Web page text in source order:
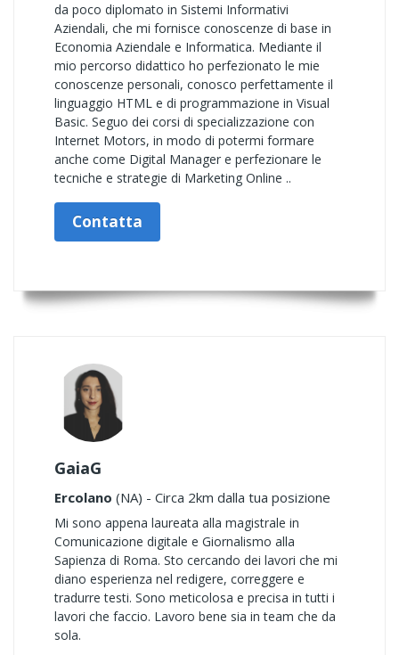
da poco diplomato in Sistemi Informativi
Aziendali, che mi fornisce conoscenze di base in
Economia Aziendale e Informatica. Mediante il
mio percorso didattico ho perfezionato le mie
conoscenze personali, conosco perfettamente il
linguaggio HTML e di programmazione in Visual
Basic. Seguo dei corsi di specializzazione con
Internet Motors, in modo di potermi formare
anche come Digital Manager e perfezionare le
tecniche e strategie di Marketing Online ..
Contatta
GaiaG
Ercolano (NA) - Circa 2km dalla tua posizione
Mi sono appena laureata alla magistrale in
Comunicazione digitale e Giornalismo alla
Sapienza di Roma. Sto cercando dei lavori che mi
diano esperienza nel redigere, correggere e
tradurre testi. Sono meticolosa e precisa in tutti i
lavori che faccio. Lavoro bene sia in team che da
sola.